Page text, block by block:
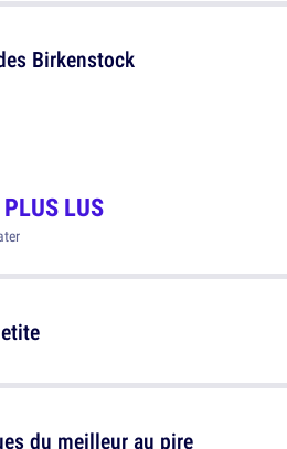
Birkenstock
LUS
du meilleur au pire